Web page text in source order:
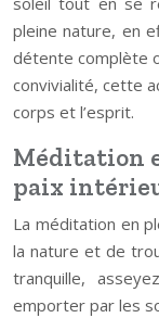
pleine nature, en
détente complète
convivialité, cette
corps et l’esprit.
Méditation
paix
La méditation en
la nature et de
tranquille,
emporter par les